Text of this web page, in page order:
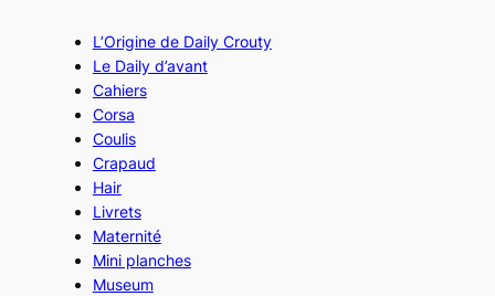
L’Origine de Daily Crouty
Le Daily d’avant
Cahiers
Corsa
Coulis
Crapaud
Hair
Livrets
Maternité
Mini planches
Museum